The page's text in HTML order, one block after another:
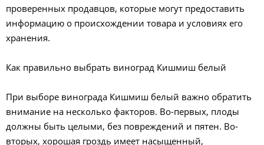
проверенных продавцов, которые могут предоставить
информацию о происхождении товара и условиях его
хранения.
Как правильно выбрать виноград Кишмиш белый
При выборе винограда Кишмиш белый важно обратить
внимание на несколько факторов. Во-первых, плоды
должны быть целыми, без повреждений и пятен. Во-
вторых, хорошая гроздь имеет насыщенный,